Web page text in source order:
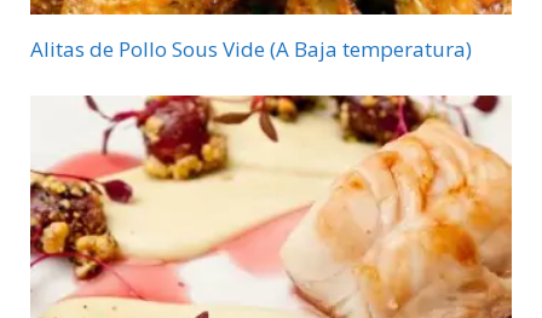
Alitas de Pollo Sous Vide (A Baja temperatura)